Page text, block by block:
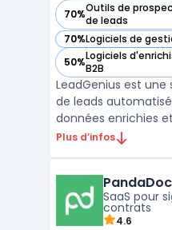
70%Outils de
de leads
— voir LeadGenius
70%Logiciels de
— voir LeadGenius
50%Logiciels
B2B
— voir LeadGenius
LeadGenius est
de leads
données enrichies
avancées pour
données précises
prospects, ce qu ...
Plus d’infos
PandaDoc
SaaS pour
contrats
4.6